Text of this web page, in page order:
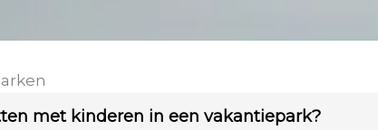
met kinderen in een vakantiepark?